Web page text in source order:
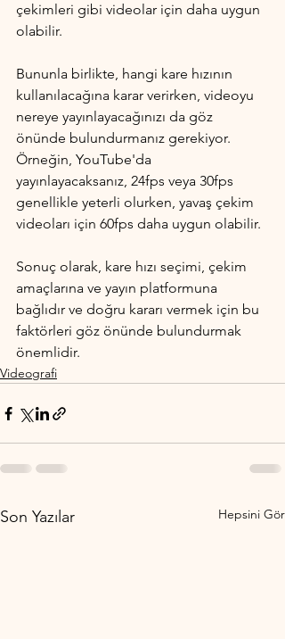
çekimleri gibi videolar için daha uygun
olabilir.
Bununla birlikte, hangi kare hızının
kullanılacağına karar verirken, videoyu
nereye yayınlayacağınızı da göz
önünde bulundurmanız gerekiyor.
Örneğin, YouTube'da
yayınlayacaksanız, 24fps veya 30fps
genellikle yeterli olurken, yavaş çekim
videoları için 60fps daha uygun olabilir.
Sonuç olarak, kare hızı seçimi, çekim
amaçlarına ve yayın platformuna
bağlıdır ve doğru kararı vermek için bu
faktörleri göz önünde bulundurmak
önemlidir.
Videografi
Son Yazılar Hepsini Gör